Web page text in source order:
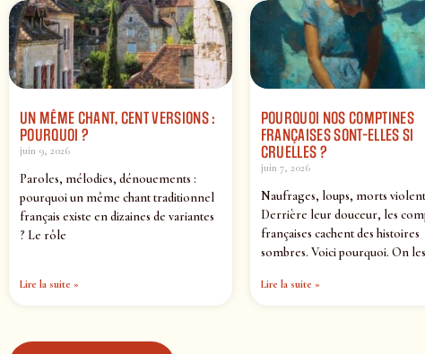
UN MÊME CHANT, CENT VERSIONS :
POURQUOI ?
juin 9, 2026
Paroles, mélodies, dénouements :
pourquoi un même chant traditionnel
français existe en dizaines de variantes
? Le rôle
Lire la suite »
POURQUOI NOS COMPTINES
FRANÇAISES SONT-ELLES SI
CRUELLES ?
juin 7, 2026
Naufrages, loups, morts
Derrière leur douceur, les
françaises cachent des histoires
sombres. Voici pourquoi. On les
Lire la suite »